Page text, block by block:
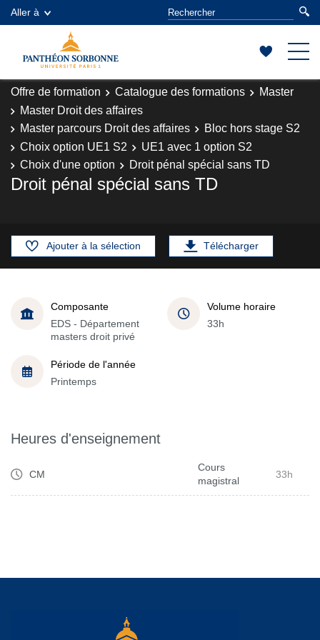
Aller à
Offre de formation Catalogue des formations
Master
Master Droit des affaires
Master parcours Droit des affaires
Bloc hors stage S2
Choix option UE1 S2
UE1 avec 1 option S2
Choix d'une option
Droit pénal spécial sans TD
Droit pénal spécial sans TD
Ajouter à la sélection Télécharger
Composante
EDS - Département
masters droit privé
Volume horaire
33h
Période de l'année
Printemps
Heures d'enseignement
CM
Cours
magistral
33h